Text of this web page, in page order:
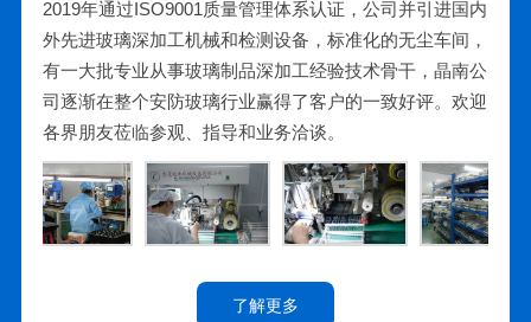
2019年通过ISO9001质量管理体系认证，公司并引进国内
外先进玻璃深加工机械和检测设备，标准化的无尘车间，
有一大批专业从事玻璃制品深加工经验技术骨干，晶南公
司逐渐在整个安防玻璃行业赢得了客户的一致好评。欢迎
各界朋友莅临参观、指导和业务洽谈。
了解更多